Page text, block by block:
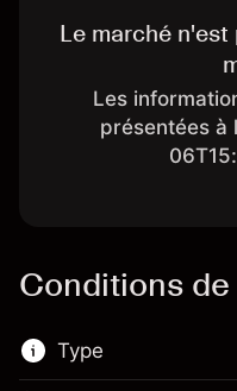
Le marché
Les
présentées
Conditions
Type